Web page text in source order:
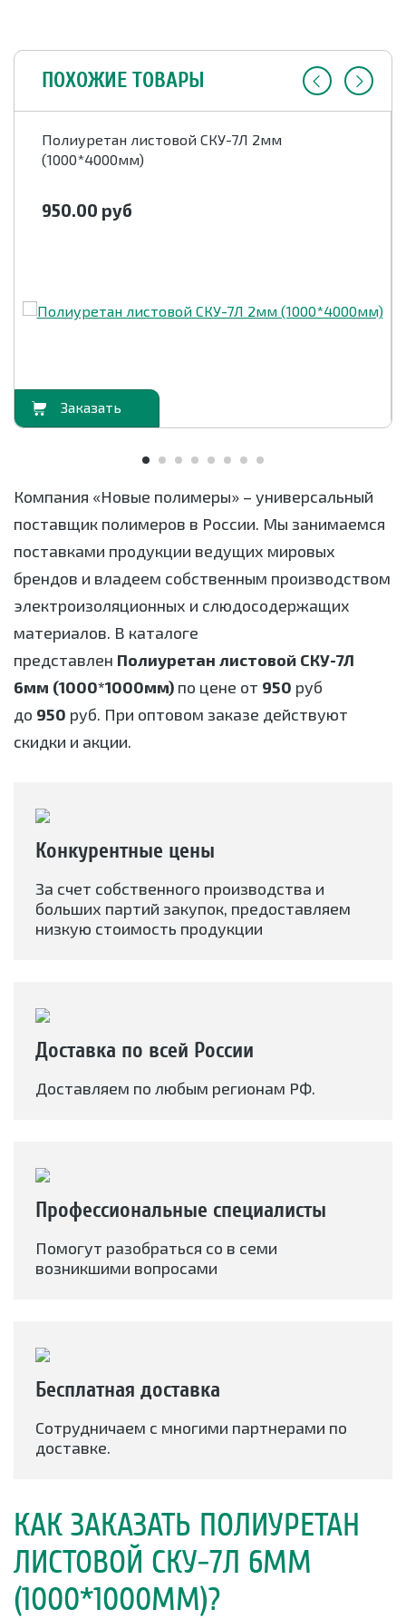
ПОХОЖИЕ ТОВАРЫ
Полиуретан листовой СКУ-7Л 2мм
(1000*4000мм)
950.00 руб
Компания «Новые полимеры» – универсальный
поставщик полимеров в России. Мы занимаемся
поставками продукции ведущих мировых
брендов и владеем собственным производством
электроизоляционных и слюдосодержащих
материалов. В каталоге
представлен Полиуретан листовой СКУ-7Л
6мм (1000*1000мм) по цене от 950 руб
до 950 руб. При оптовом заказе действуют
скидки и акции.
Конкурентные цены
За счет собственного производства и
больших партий закупок, предоставляем
низкую стоимость продукции
Доставка по всей России
Доставляем по любым регионам РФ.
Профессиональные специалисты
Помогут разобраться со в семи
возникшими вопросами
Бесплатная доставка
Сотрудничаем с многими партнерами по
доставке.
КАК ЗАКАЗАТЬ ПОЛИУРЕТАН
ЛИСТОВОЙ СКУ-7Л 6ММ
(1000*1000ММ)?